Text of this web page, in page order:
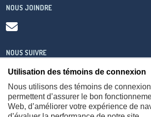
Utilisation des témoins de connexion
Nous utilisons des témoins de
permettent d’assurer le bon
Web, d’améliorer votre expérience de
NOUS JOINDRE
NOUS SUIVRE